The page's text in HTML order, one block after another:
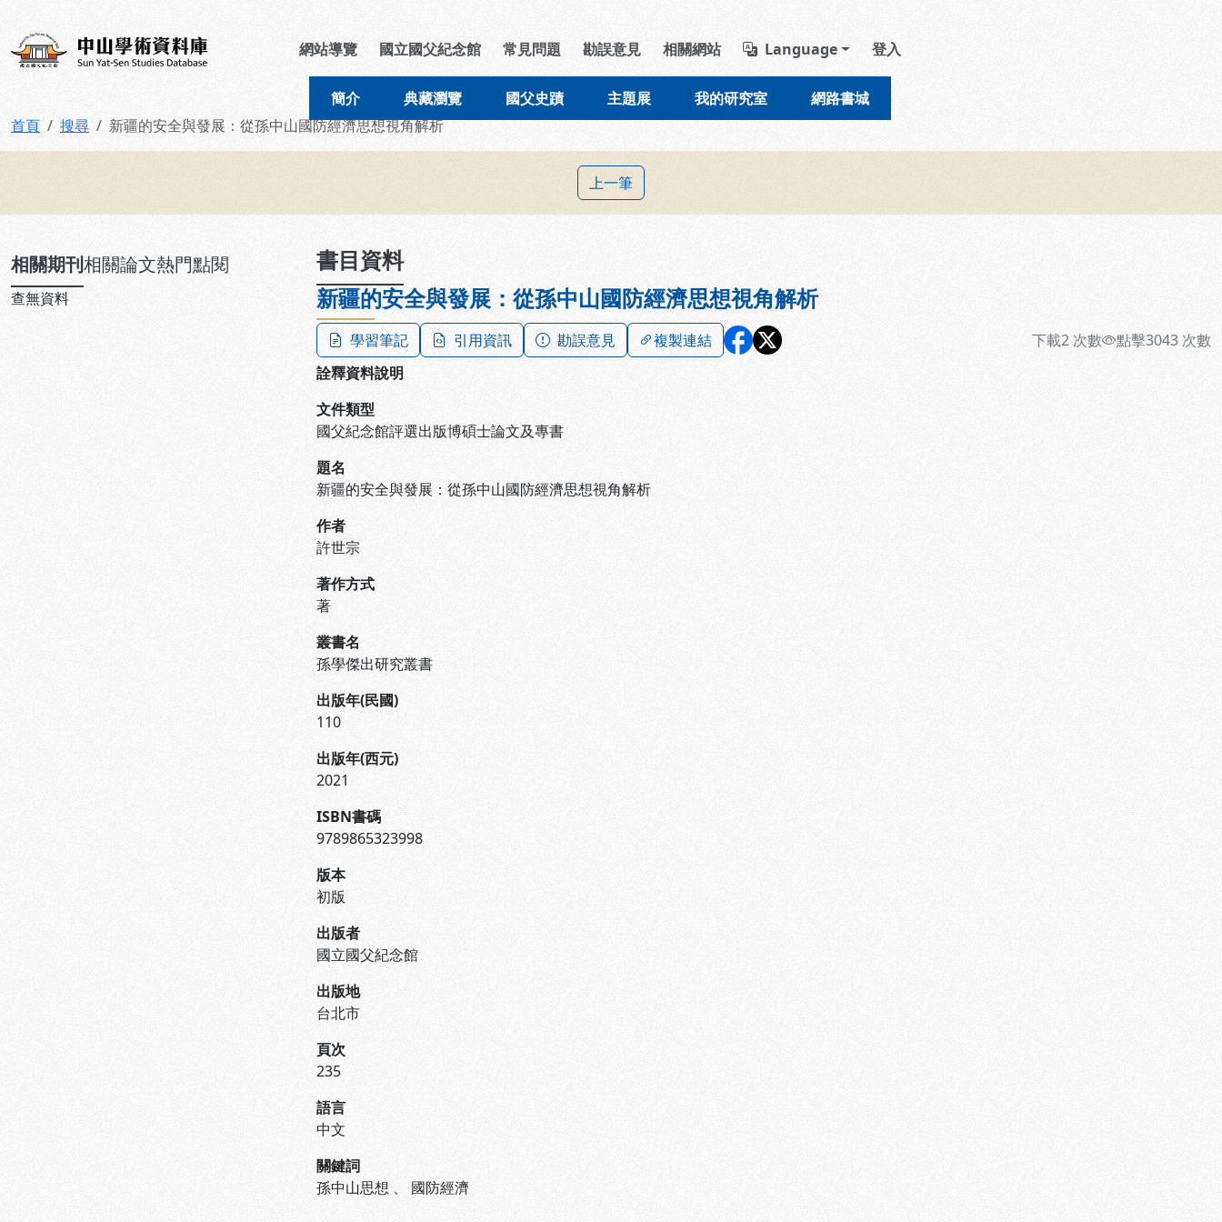
中山學術資料庫 導覽列區塊
網站導覽 國立國父紀念館 常見問題 勘誤意見 相關網站 Language 登入
簡介 典藏瀏覽 國父史蹟 主題展 我的研究室 網路書城
首頁 搜尋 新疆的安全與發展：從孫中山國防經濟思想視角解析
上一筆
相關期刊相關論文熱門點閱
查無資料
書目資料
新疆的安全與發展：從孫中山國防經濟思想視角解析
學習筆記 引用資訊 勘誤意見 複製連結 下載2 次數 點擊3043 次數
詮釋資料說明
文件類型
國父紀念館評選出版博碩士論文及專書
題名
新疆的安全與發展：從孫中山國防經濟思想視角解析
作者
許世宗
著作方式
著
叢書名
孫學傑出研究叢書
出版年(民國)
110
出版年(西元)
2021
ISBN書碼
9789865323998
版本
初版
出版者
國立國父紀念館
出版地
台北市
頁次
235
語言
中文
關鍵詞
孫中山思想 、 國防經濟